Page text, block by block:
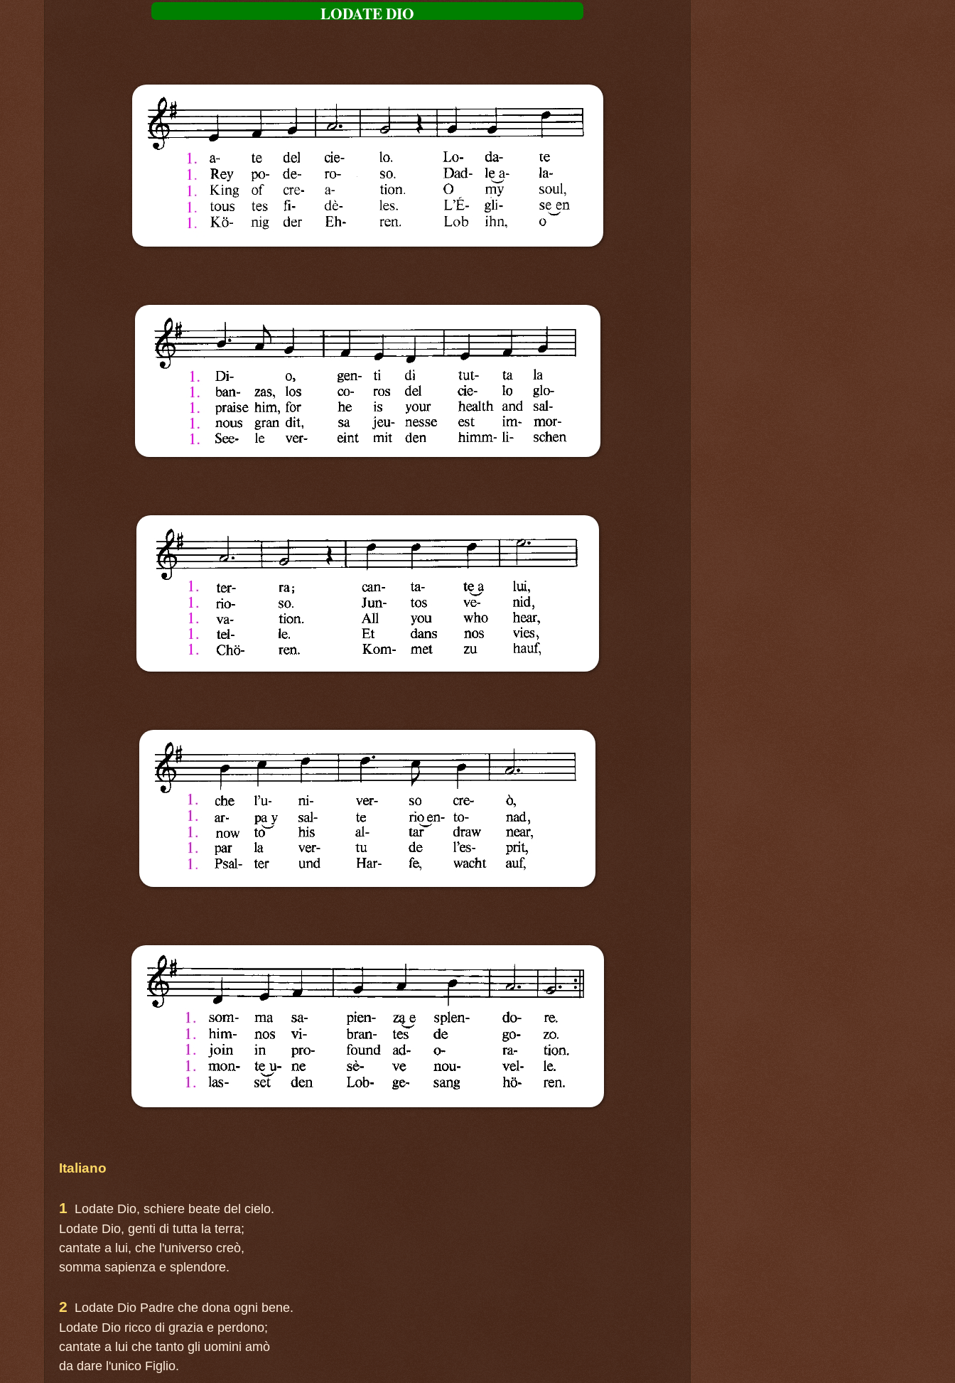
LODATE DIO
Italiano
1 Lodate Dio, schiere beate del cielo.
Lodate Dio, genti di tutta la terra;
cantate a lui, che l'universo creò,
somma sapienza e splendore.
2 Lodate Dio Padre che dona ogni bene.
Lodate Dio ricco di grazia e perdono;
cantate a lui che tanto gli uomini amò
da dare l'unico Figlio.